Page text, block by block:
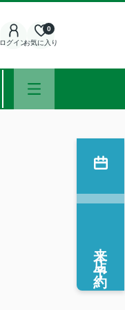
ログインお気に入り
0
来店予約